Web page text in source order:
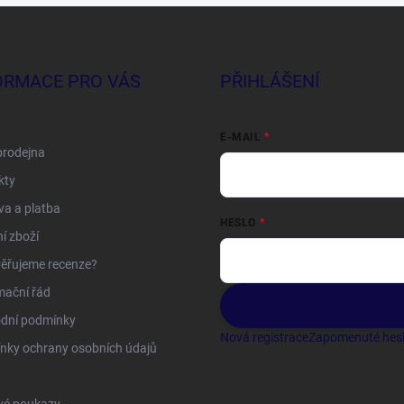
PRO VÁS
a platba
zboží
recenze?
řád
podmínky
ochrany osobních údajů
PŘIHLÁŠENÍ
E-MAIL
HESLO
Nová registraceZapomenuté